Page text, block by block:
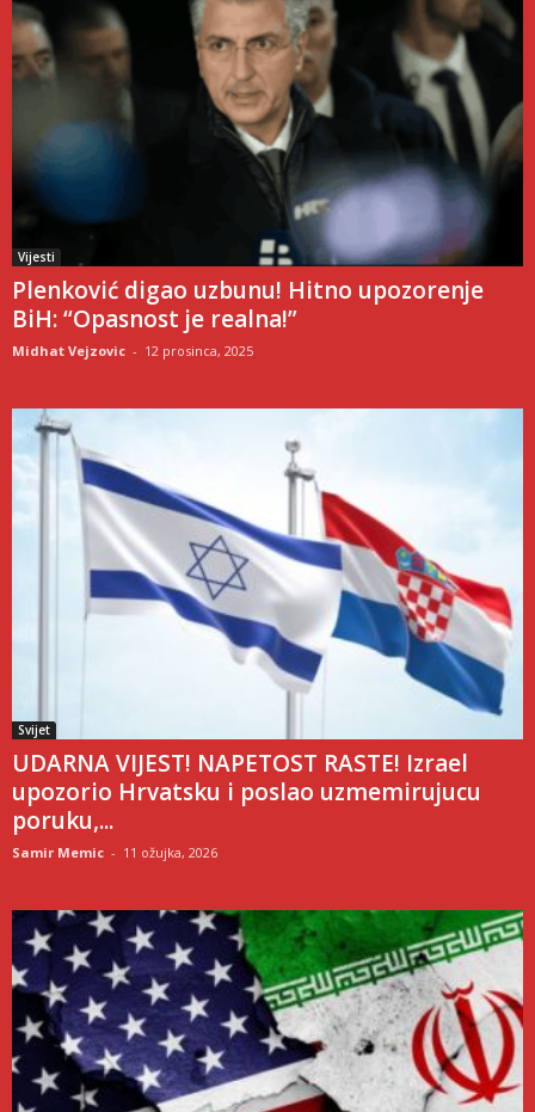
Vijesti
Plenković digao uzbunu! Hitno upozorenje
BiH: “Opasnost je realna!”
Midhat Vejzovic - 12 prosinca, 2025
Svijet
UDARNA VIJEST! NAPETOST RASTE! Izrael
upozorio Hrvatsku i poslao uzmemirujucu
poruku,...
Samir Memic - 11 ožujka, 2026